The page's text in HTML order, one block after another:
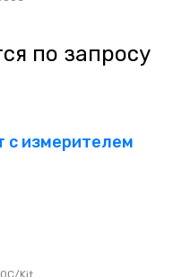
по запросу
с измерителем
Kit